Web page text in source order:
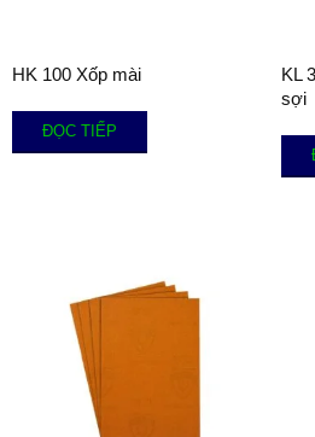
HK 100 Xốp mài
ĐỌC TIẾP
KL
sợi